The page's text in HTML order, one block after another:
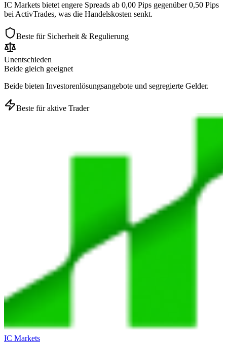
IC Markets bietet engere Spreads ab 0,00 Pips gegenüber 0,50 Pips
bei ActivTrades, was die Handelskosten senkt.
Beste für Sicherheit & Regulierung
Unentschieden
Beide gleich geeignet
Beide bieten Investorenlösungsangebote und segregierte Gelder.
Beste für aktive Trader
IC Markets